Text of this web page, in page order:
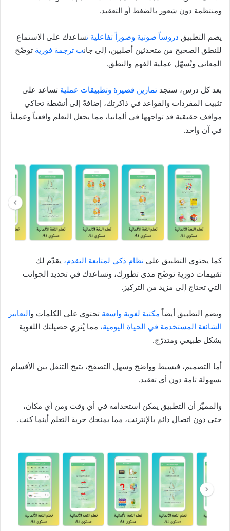
ومنتظمة دون شعور بالضغط أو التعقيد.
يضم التطبيق دروساً صوتية وصوراً تفاعلية تساعدك على الاستماع
للنطق الصحيح من متحدثين أصليين، إلى جانب ترجمة فورية توضّح
المعاني وتُسهّل عملية الفهم والنطق.
بعد كل درس، ستجد تمارين قصيرة وتطبيقات عملية تساعد على
تثبيت المفردات والقواعد في ذاكرتك، إضافةً إلى أنشطة تحاكي
مواقف حقيقية قد تواجهها في ألمانيا، مما يجعل التعلم واقعياً وعملياً
في آن واحد.
كما يحتوي التطبيق على نظام ذكي لمتابعة التقدم، يقدّم لك
تقييمات دورية توضّح مدى تطورك، وتساعدك في تحديد الجوانب
التي تحتاج إلى مزيد من التركيز.
ويضم التطبيق أيضاًمكتبة لغوية واسعة تحتوي على الكلمات والتعابير
الشائعة المستخدمة في الحياة اليومية، مما يُثري حصيلتك اللغوية
بشكل طبيعي ومتدرّج.
أما التصميم، فبسيط وواضح وسهل التصفح، يتيح التنقل بين الأقسام
بسهولة تامة دون أي تعقيد.
والمميّز أن التطبيق يمكن استخدامه في أي وقت ومن أي مكان،
حتى دون اتصال دائم بالإنترنت، مما يمنحك حرية التعلم أينما كنت.